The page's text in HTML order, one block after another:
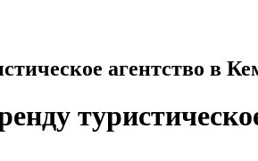
агентство в